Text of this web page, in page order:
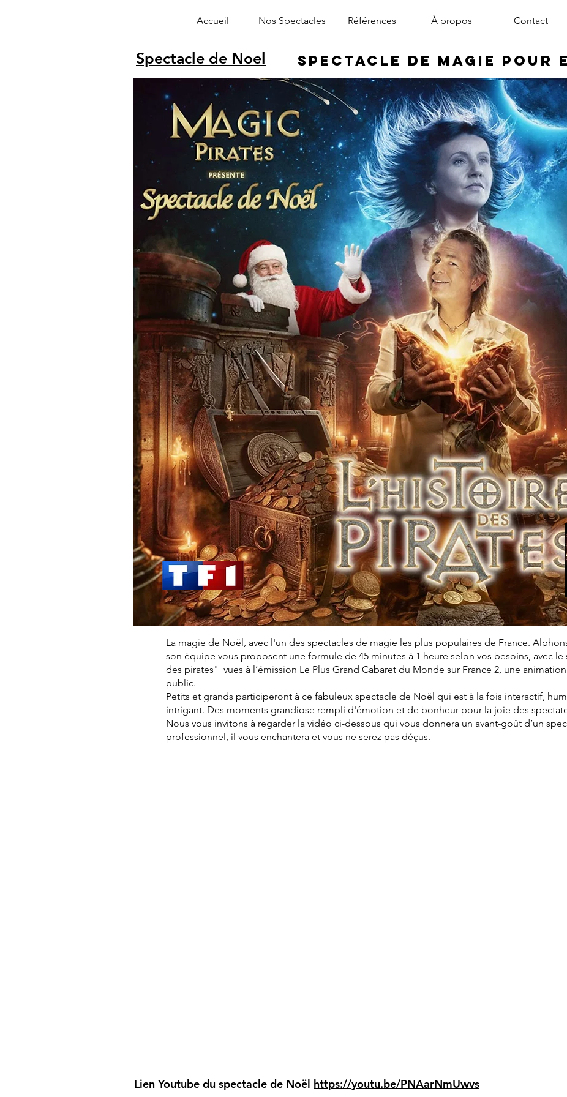
Accueil Nos Spectacles Références À propos Contact
Spectacle de Noel Spectacle de Magie pour
Alphonse le magicien arbre de noël
La magie de Noël, avec l'un des spectacles de magie les plus populaires de France.
son équipe vous proposent une formule de 45 minutes à 1 heure selon vos besoins, avec
des pirates" vues à l’émission Le Plus Grand Cabaret du Monde sur France 2, une
public.
Petits et grands participeront à ce fabuleux spectacle de Noël qui est à la fois interactif,
intrigant. Des moments grandiose rempli d'émotion et de bonheur pour la joie des
Nous vous invitons à regarder la vidéo ci-dessous qui vous donnera un avant-goût d’un
professionnel, il vous enchantera et vous ne serez pas déçus.
Lien Youtube du spectacle de Noël https://youtu.be/PNAarNmUwvs